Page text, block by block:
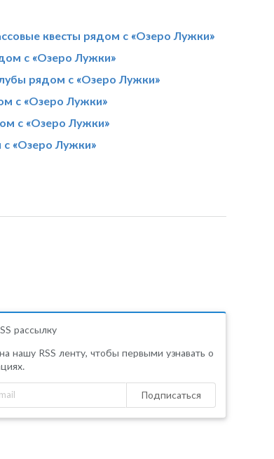
квесты рядом с «Озеро Лужки»
с «Озеро Лужки»
рядом с «Озеро Лужки»
с «Озеро Лужки»
с «Озеро Лужки»
«Озеро Лужки»
рассылку
нашу RSS ленту, чтобы первыми узнавать о
Подписаться